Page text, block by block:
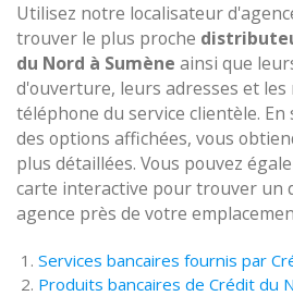
Utilisez notre localisateur
trouver le plus proche
du Nord à Sumène ainsi que
d'ouverture, leurs adresses et les
téléphone du service clientèle.
des options affichées, vous
plus détaillées. Vous pouvez
carte interactive pour trouver un
agence près de votre
Services bancaires fournis par
Produits bancaires de Crédit du